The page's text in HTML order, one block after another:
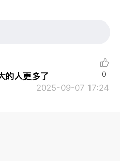
的人更多了
2025-09-07 17:24
0